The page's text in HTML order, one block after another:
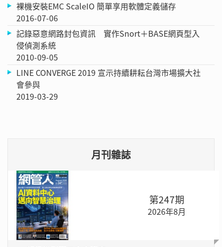
裸機安裝EMC ScaleIO 簡單享用軟體定義儲存
2016-07-06
記錄惡意網路封包資訊 實作Snort＋BASE網頁型入
侵偵測系統
2010-09-05
LINE CONVERGE 2019 宣示持續耕耘台灣市場擴大社
會參與
2019-03-29
月刊雜誌
第247期
2026年8月